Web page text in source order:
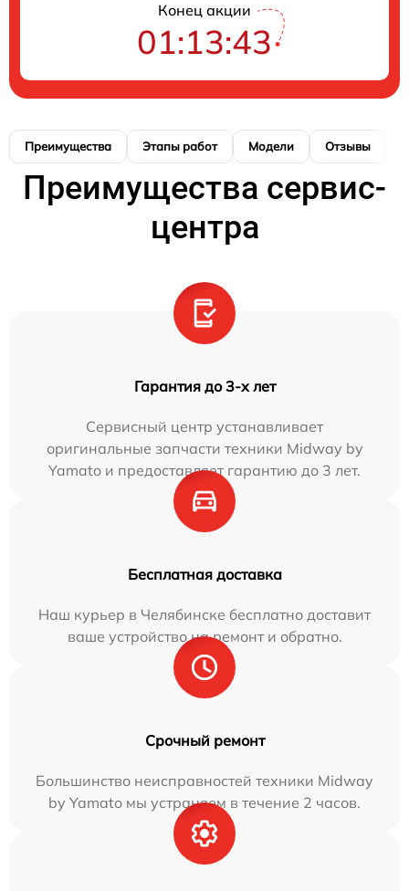
Конец акции
01:13:42
Преимущества Этапы работ Модели Отзывы
Преимущества сервис-
центра
Гарантия до 3-х лет
Сервисный центр устанавливает
оригинальные запчасти техники Midway by
Yamato и предоставляет гарантию до 3 лет.
Бесплатная доставка
Наш курьер в Челябинске бесплатно доставит
ваше устройство на ремонт и обратно.
Срочный ремонт
Большинство неисправностей техники Midway
by Yamato мы устраняем в течение 2 часов.